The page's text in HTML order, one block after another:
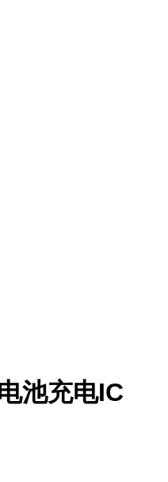
池充电IC